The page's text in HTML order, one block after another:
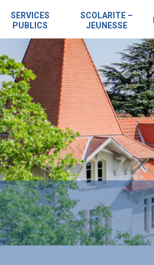
SERVICES
PUBLICS
SCOLARITE –
JEUNESSE